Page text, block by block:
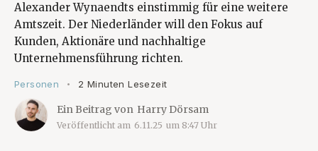
Alexander Wynaendts einstimmig für eine weitere
Amtszeit. Der Niederländer will den Fokus auf
Kunden, Aktionäre und nachhaltige
Unternehmensführung richten.
Personen • 2 Minuten Lesezeit
Ein Beitrag von Harry Dörsam
Veröffentlicht am 6.11.25 um 8:47 Uhr